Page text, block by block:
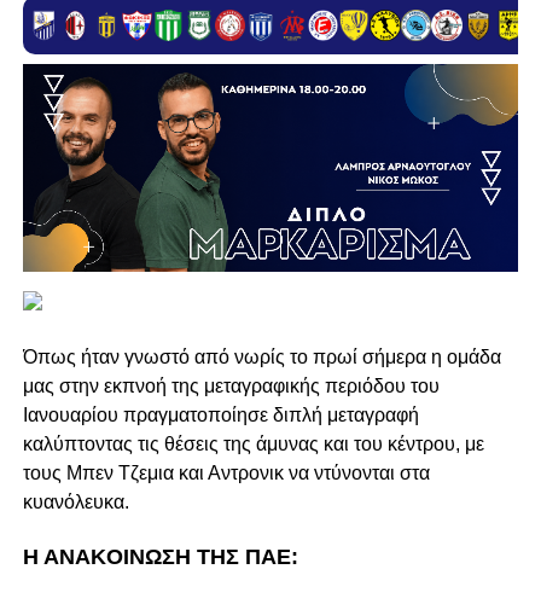
Όπως ήταν γνωστό από νωρίς το πρωί σήμερα η ομάδα
μας στην εκπνοή της μεταγραφικής περιόδου του
Ιανουαρίου πραγματοποίησε διπλή μεταγραφή
καλύπτοντας τις θέσεις της άμυνας και του κέντρου, με
τους Μπεν Τζεμια και Αντρονικ να ντύνονται στα
κυανόλευκα.
H ANAKOINΩΣΗ ΤΗΣ ΠΑΕ: